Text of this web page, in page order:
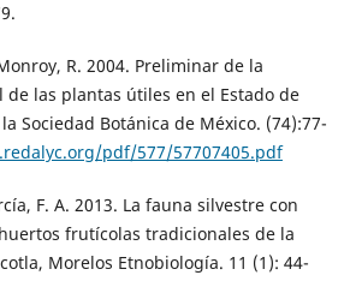
R. 2004. Preliminar de la
las plantas útiles en el Estado de
Sociedad Botánica de México. (74):77-
pdf/577/57707405.pdf
F. A. 2013. La fauna silvestre con
frutícolas tradicionales de la
Morelos Etnobiología. 11 (1): 44-